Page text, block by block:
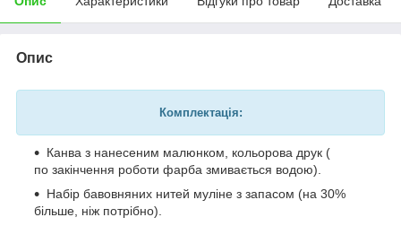
Опис
Комплектація:
Канва з нанесеним малюнком, кольорова друк (
по закінчення роботи фарба змивається водою).
Набір бавовняних нитей муліне з запасом (на 30%
більше, ніж потрібно).